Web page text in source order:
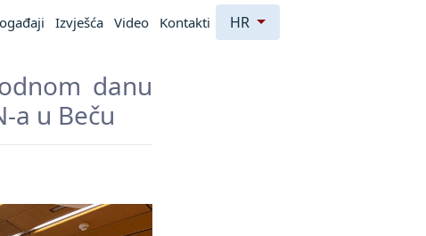
Izvješća Video Kontakti HR
danu
a u Beču